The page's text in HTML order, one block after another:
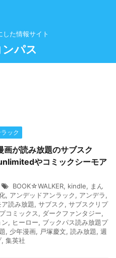
した情報サイト
パス
ック
画が読み放題のサブスク
やコミックシーモア
BOOK☆WALKER, kindle, まん
, アンデッドアンラック, アンデラ,
読み放題, サブスク, サブスクリプ
コミックス, ダークファンタジー,
, ヒーロー, ブックパス読み放題プ
, 少年漫画, 戸塚慶文, 読み放題, 週
, 集英社